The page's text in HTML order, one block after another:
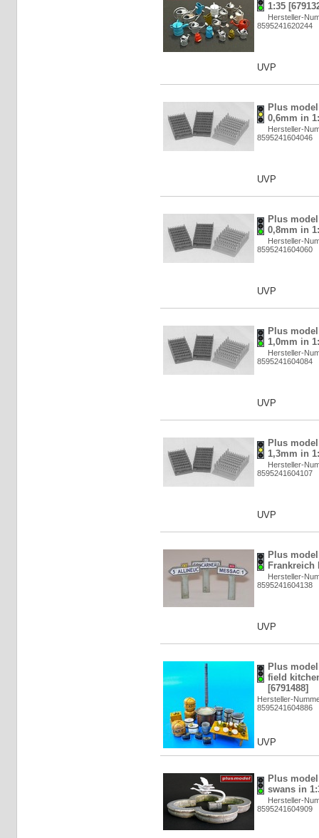
1:35
Hersteller-
8595241620244
UVP
Plus
0,6mm in
Hersteller-
8595241604046
UVP
Plus
0,8mm in
Hersteller-
8595241604060
UVP
Plus
1,0mm in
Hersteller-
8595241604084
UVP
Plus
1,3mm in
Hersteller-
8595241604107
UVP
Plus
Frankreich
Hersteller-
8595241604138
UVP
Plus
field
[6791488]
Hersteller-
8595241604886
UVP
Plus
swans in
Hersteller-
8595241604909